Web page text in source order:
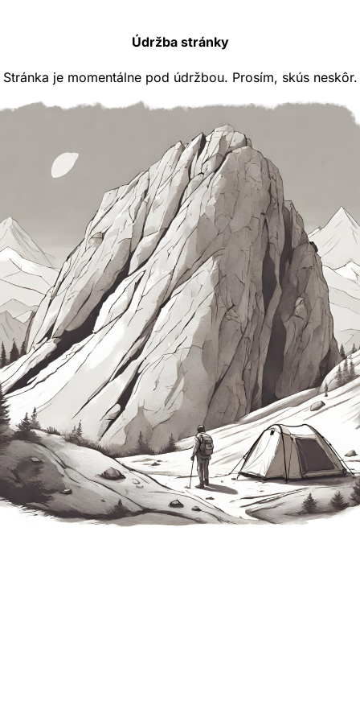
Údržba stránky
Stránka je momentálne pod údržbou. Prosím, skús neskôr.